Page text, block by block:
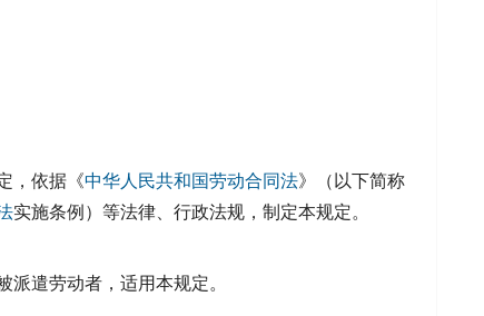
，依据《中华人民共和国劳动合同法》（以下简称
实施条例）等法律、行政法规，制定本规定。
派遣劳动者，适用本规定。